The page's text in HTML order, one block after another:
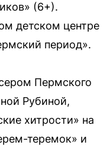
(6+).
детском центре
период».
Пермского
Рубиной,
хитрости» на
теремок» и